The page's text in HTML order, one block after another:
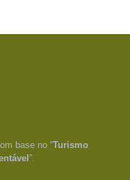
base no “Turismo
”.